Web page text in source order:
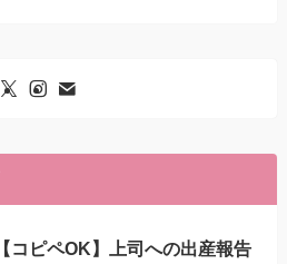
【コピペOK】上司への出産報告